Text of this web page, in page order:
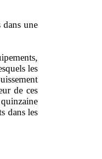
dans une
les
de ces
dans les